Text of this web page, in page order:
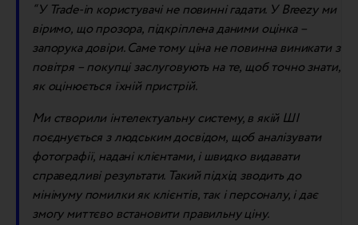
“У Trade-in користувачі не повинні гадати. У Breezy ми
віримо, що прозора, підкріплена даними оцінка –
запорука довіри. Саме тому ціна не повинна виникати з
повітря – покупці заслуговують на те, щоб точно знати,
як оцінюється їхній пристрій.
Ми створили інтелектуальну систему, в якій ШІ
поєднується з людським досвідом, щоб аналізувати
фотографії, надані клієнтами, і швидко видавати
справедливі результати. Такий підхід зводить до
мінімуму помилки як клієнтів, так і персоналу, і дає
змогу миттєво встановити правильну ціну.